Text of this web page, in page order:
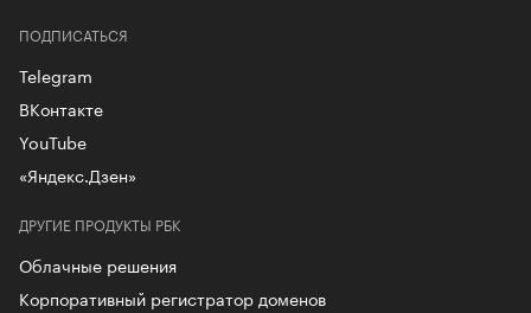
ДРУГИЕ ПРОДУКТЫ РБК
Облачные решения
Корпоративный регистратор доменов
ПОДПИСАТЬСЯ
Telegram
ВКонтакте
YouTube
«Яндекс.Дзен»